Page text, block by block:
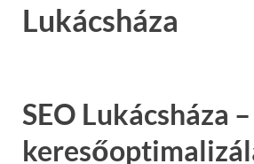
Lukácsháza
SEO Lukácsháza –